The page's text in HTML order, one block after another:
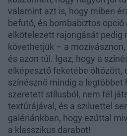
valamint azt is, hogy miben
befutó, és bombabiztos opció
elkötelezett rajongását pedig
követhetjük – a
és azon túl. Igaz, hogy a
elképesztő feketébe öltözött,
színésznő mindig a legtöbbet
szeretett stílusból, nem fél
textúrájával, és a sziluettel
galériánkban, hogy ezúttal
a klasszikus darabot!